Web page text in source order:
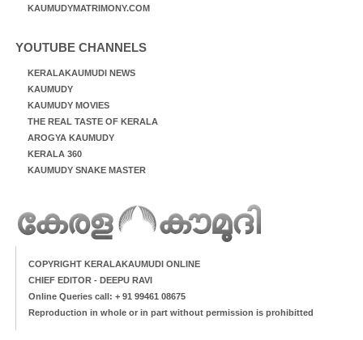
KAUMUDYMATRIMONY.COM
YOUTUBE CHANNELS
KERALAKAUMUDI NEWS
KAUMUDY
KAUMUDY MOVIES
THE REAL TASTE OF KERALA
AROGYA KAUMUDY
KERALA 360
KAUMUDY SNAKE MASTER
COPYRIGHT KERALAKAUMUDI ONLINE
CHIEF EDITOR - DEEPU RAVI
Online Queries call: + 91 99461 08675
Reproduction in whole or in part without permission is prohibitted